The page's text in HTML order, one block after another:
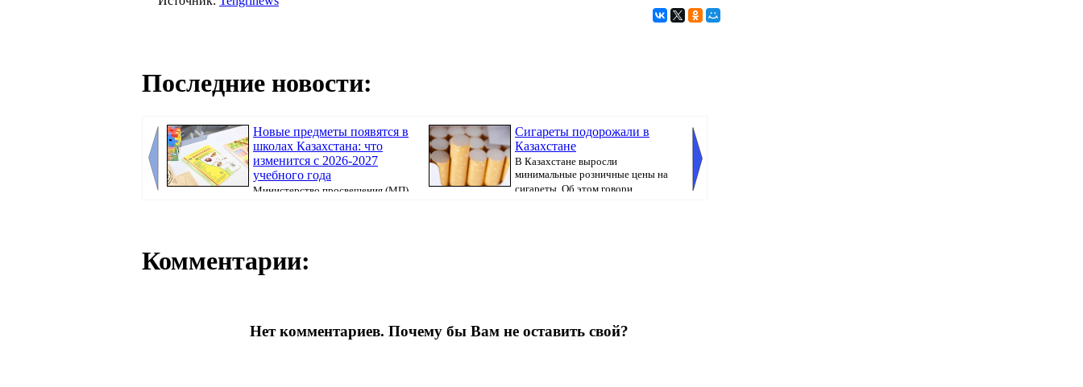
Последние новости:
Новые предметы появятся в
школах Казахстана: что
изменится с 2026-2027
учебного года
Министерство просвещения (МП)
Сигареты подорожали в
Казахстане
В Казахстане выросли
минимальные розничные цены на
сигареты. Об этом говори...
Комментарии:
Нет комментариев. Почему бы Вам не оставить свой?